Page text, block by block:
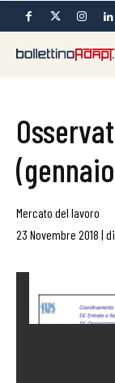
Mercato del lavoro
23 Novembre 2018 | di